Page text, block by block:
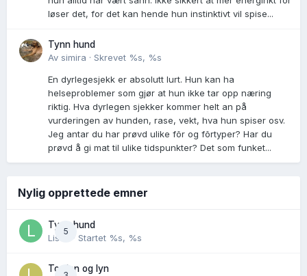
løser det, for det kan hende hun instinktivt vil spise...
Tynn hund
Av simira · Skrevet %s, %s
En dyrlegesjekk er absolutt lurt. Hun kan ha
helseproblemer som gjør at hun ikke tar opp næring
riktig. Hva dyrlegen sjekker kommer helt an på
vurderingen av hunden, rase, vekt, hva hun spiser osv.
Jeg antar du har prøvd ulike fõr og fõrtyper? Har du
prøvd å gi mat til ulike tidspunkter? Det som funket...
Nylig opprettede emner
5
Tynn hund
Lisen
· Startet %s, %s
Torden og lyn